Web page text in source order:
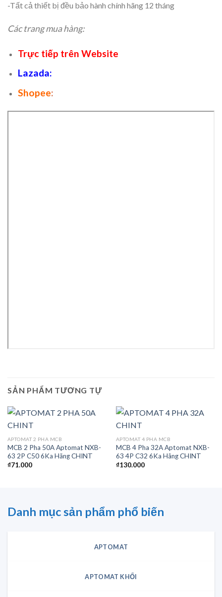
-Tất cả thiết bị đều bảo hành chính hãng 12 tháng
Các trang mua hàng:
Trực tiếp trên Website
Lazada:
Shopee:
SẢN PHẨM TƯƠNG TỰ
APTOMAT 2 PHA MCB
MCB 2 Pha 50A Aptomat NXB-
63 2P C50 6Ka Hãng CHINT
₫71.000
APTOMAT 4 PHA MCB
MCB 4 Pha 32A Aptomat NXB-
63 4P C32 6Ka Hãng CHINT
₫130.000
Danh mục sản phẩm phổ biến
APTOMAT
APTOMAT KHỐI